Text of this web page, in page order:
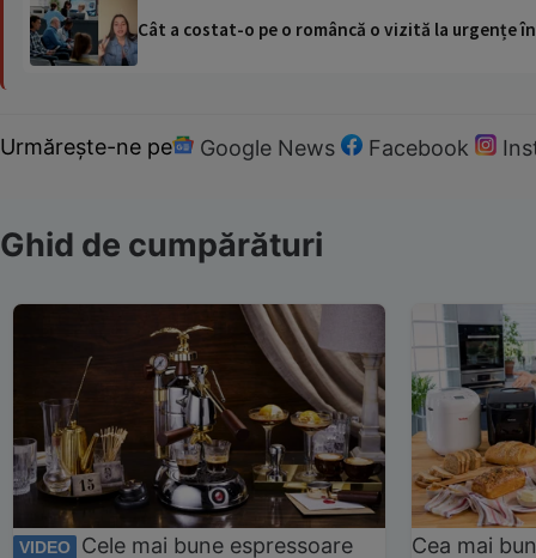
Cât a costat-o pe o româncă o vizită la urgențe
Urmărește-ne pe Google News Facebook
Ghid de cumpărături
VIDEO Cele mai bune espressoare Cea mai